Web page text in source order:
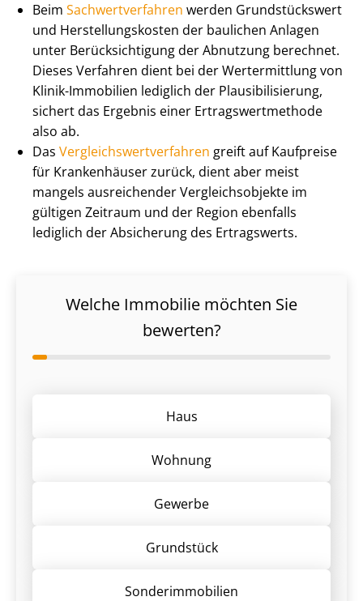
Beim Sach­wert­ver­fah­ren werden Grundstückswert
und Her­stel­lungs­kos­ten der baulichen Anlagen
unter Be­rück­sich­ti­gung der Abnutzung berechnet.
Dieses Verfahren dient bei der Wertermittlung von
Klinik-Immobilien lediglich der Plau­si­bi­li­sie­rung,
sichert das Ergebnis einer Er­trags­wert­me­tho­de
also ab.
Das Ver­gleichs­wert­ver­fah­ren greift auf Kaufpreise
für Krankenhäuser zurück, dient aber meist
mangels ausreichender Ver­gleichs­ob­jek­te im
gültigen Zeitraum und der Region ebenfalls
lediglich der Absicherung des Ertragswerts.
Welche Immobilie möchten Sie
bewerten?
Haus
Wohnung
Gewerbe
Grund­stück
Sonder­immobilien